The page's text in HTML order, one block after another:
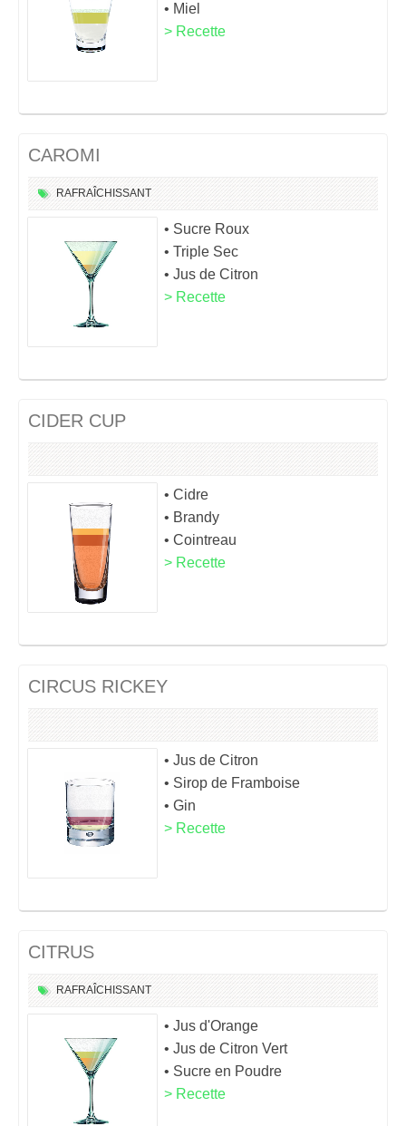
• Miel
> Recette
CAROMI
RAFRAÎCHISSANT
• Sucre Roux
• Triple Sec
• Jus de Citron
> Recette
CIDER CUP
• Cidre
• Brandy
• Cointreau
> Recette
CIRCUS RICKEY
• Jus de Citron
• Sirop de Framboise
• Gin
> Recette
CITRUS
RAFRAÎCHISSANT
• Jus d'Orange
• Jus de Citron Vert
• Sucre en Poudre
> Recette